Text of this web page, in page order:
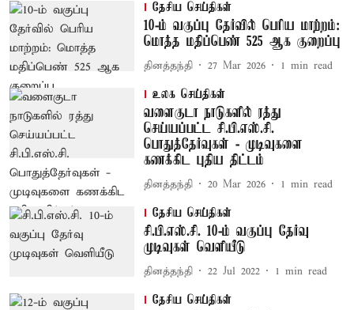
தேசிய செய்திகள்
10-ம் வகுப்பு தேர்வில் பெரிய மாற்றம்:
மொத்த மதிப்பெண் 525 ஆக குறைப்பு
தினத்தந்தி 27 Mar 2026 1 min read
உலக செய்திகள்
வளைகுடா நாடுகளில் ரத்து
செய்யப்பட்ட சி.பி.எஸ்.சி.
பொதுத்தேர்வுகள் - முடிவுகளை
கணக்கிட புதிய திட்டம்
தினத்தந்தி 20 Mar 2026 1 min read
தேசிய செய்திகள்
சி.பி.எஸ்.சி. 10-ம் வகுப்பு தேர்வு
முடிவுகள் வெளியீடு
தினத்தந்தி 22 Jul 2022 1 min read
தேசிய செய்திகள்